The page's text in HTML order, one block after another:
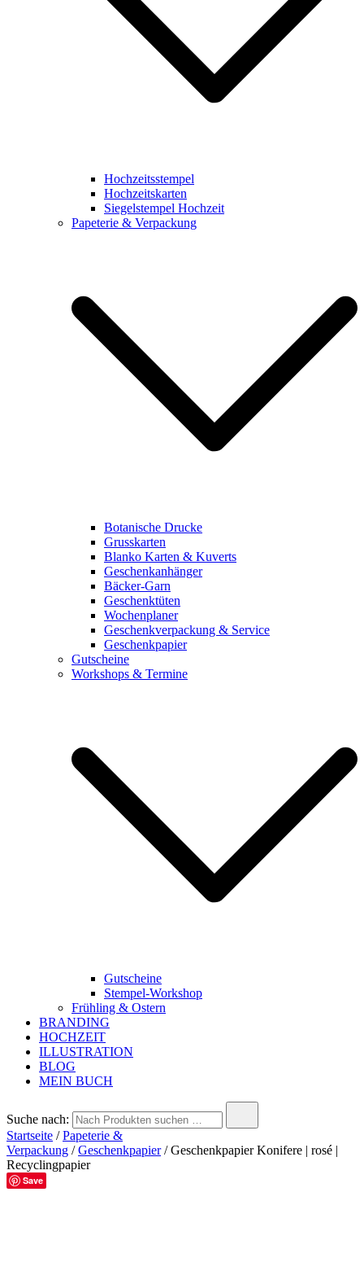
Hochzeitsstempel
Hochzeitskarten
Siegelstempel Hochzeit
Papeterie & Verpackung
Botanische Drucke
Grusskarten
Blanko Karten & Kuverts
Geschenkanhänger
Bäcker-Garn
Geschenktüten
Wochenplaner
Geschenkverpackung & Service
Geschenkpapier
Gutscheine
Workshops & Termine
Gutscheine
Stempel-Workshop
Frühling & Ostern
BRANDING
HOCHZEIT
ILLUSTRATION
BLOG
MEIN BUCH
Suche nach:
Startseite /Papeterie &
Verpackung /Geschenkpapier/ Geschenkpapier Konifere | rosé |
Recyclingpapier
Save